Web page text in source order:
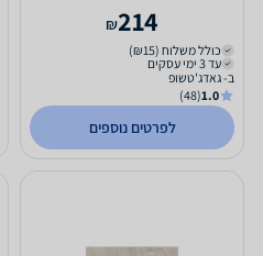
214
₪
כולל משלוח (₪15)
עד 3 ימי עסקים
ב- גאדג'טשופ
1.0
(48)
לפרטים נוספים